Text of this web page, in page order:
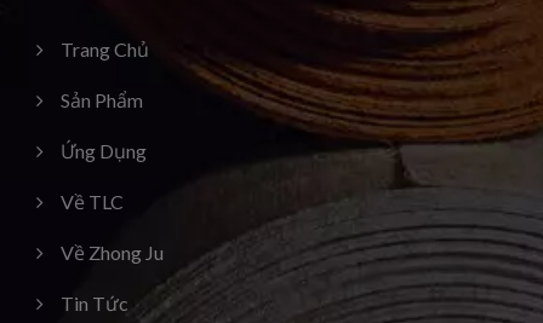
Trang Chủ
Sản Phẩm
Ứng Dụng
Về TLC
Về Zhong Ju
Tin Tức